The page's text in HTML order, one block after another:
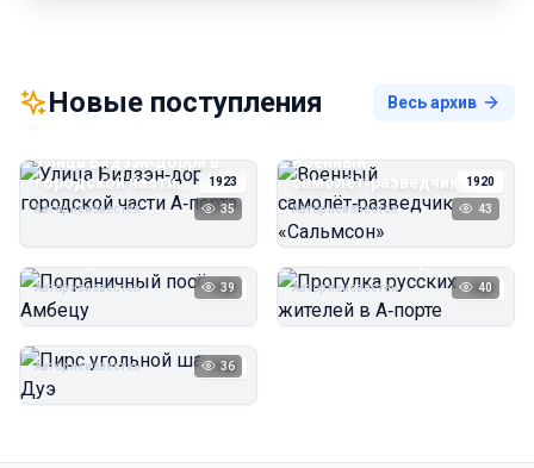
Новые поступления Весь архив
1923
Улица Бидзэн‑дорри в
городской части
А‑порта
Автор неизвестен 35
1920
Военный
самолёт‑разведчик
«Сальмсон»
Автор неизвестен 43
1923
Автор неизвестен 39 1923
Прогулка русских
Автор неизвестен 40
1923
Пирс угольной шахты
Автор неизвестен 36